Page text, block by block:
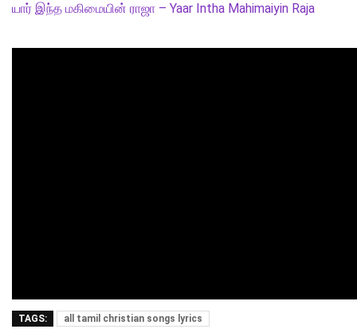
யார் இந்த மகிமையின் ராஜா – Yaar Intha Mahimaiyin Raja
TAGS:
all tamil christian songs lyrics